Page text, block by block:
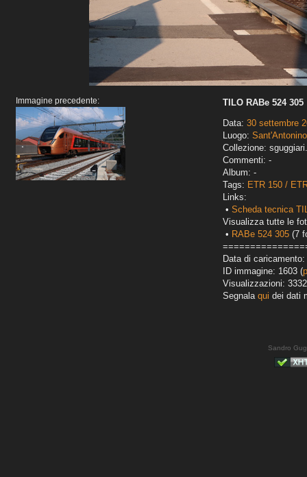
Immagine precedente:
TILO RABe 524 305
Data: 30 settembre
Luogo: Sant'Antonino
Collezione:
Commenti: -
Album: -
Tags: ETR 150 /
Links:
• Scheda tecnica
Visualizza tutte le
• RABe 524 305 (7
Data di
ID immagine: 1603 (
Visualizzazioni: 3332
Segnala qui dei dati
Sandro